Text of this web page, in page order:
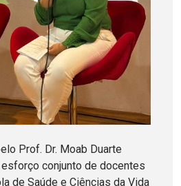
Prof. Dr. Moab Duarte
conjunto de docentes
de Saúde e Ciências da Vida